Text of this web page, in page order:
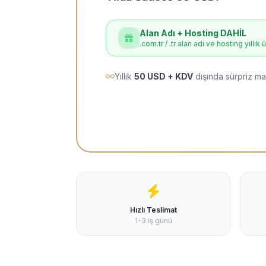
Alan Adı + Hosting DAHİL
.com.tr / .tr alan adı ve hosting yıllık
Yıllık 50 USD + KDV dışında sürpriz
Hızlı Teslimat
1-3 iş günü